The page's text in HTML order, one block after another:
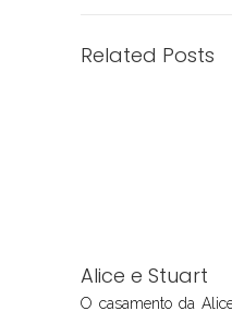
Related Posts
Alice e Stuart
O casamento da